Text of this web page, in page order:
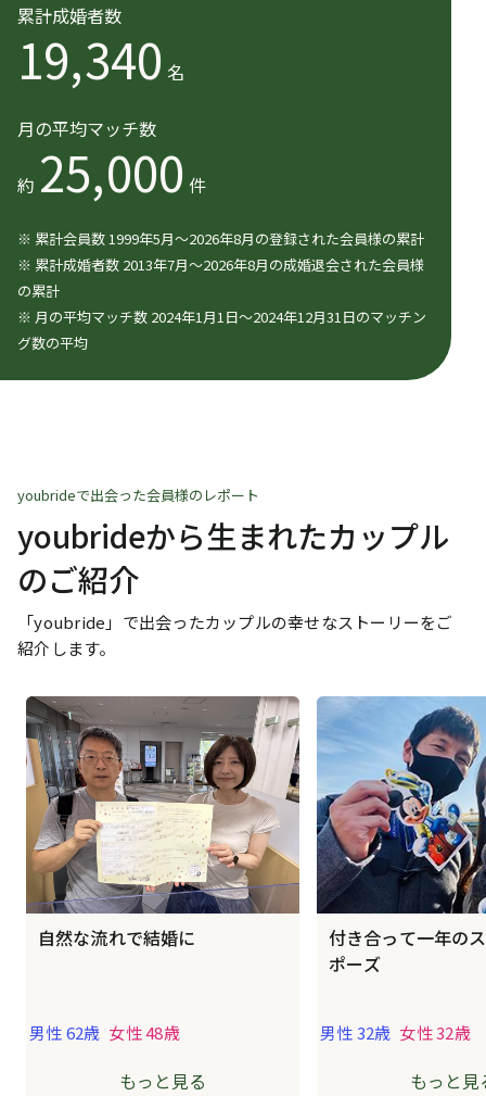
累計成婚者数
19,340 名
月の平均マッチ数
約 25,000 件
※ 累計会員数 1999年5月〜2026年8月の登録された会員様の累計
※ 累計成婚者数 2013年7月〜2026年8月の成婚退会された会員様
の累計
※ 月の平均マッチ数 2024年1月1日〜2024年12月31日のマッチン
グ数の平均
youbrideで出会った会員様のレポート
youbrideから生まれたカップル
のご紹介
「youbride」で出会ったカップルの幸せなストーリーをご
紹介します。
自然な流れで結婚に
男性 62歳 女性 48歳
もっと見る
付き合って一年の
ポーズ
男性 32歳 女性 32歳
もっと見